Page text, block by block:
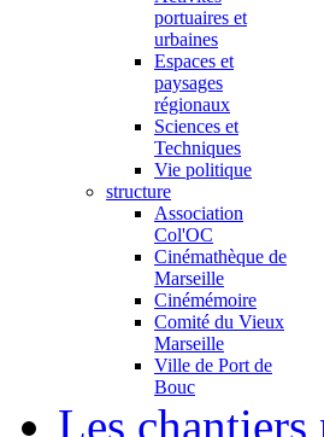
portuaires et
urbaines
Espaces et
paysages
régionaux
Sciences et
Techniques
Vie politique
structure
Association
Col'OC
Cinémathèque de
Marseille
Cinémémoire
Comité du Vieux
Marseille
Ville de Port de
Bouc
Les chantiers